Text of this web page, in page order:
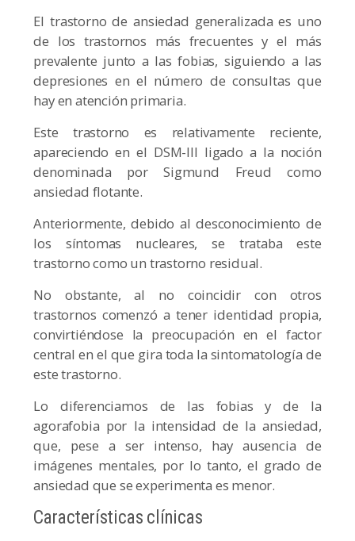
El trastorno de ansiedad generalizada es uno
de los trastornos más frecuentes y el más
prevalente junto a las fobias, siguiendo a las
depresiones en el número de consultas que
hay en atención primaria.
Este trastorno es relativamente reciente,
apareciendo en el DSM-III ligado a la noción
denominada por Sigmund Freud como
ansiedad flotante.
Anteriormente, debido al desconocimiento de
los síntomas nucleares, se trataba este
trastorno como un trastorno residual.
No obstante, al no coincidir con otros
trastornos comenzó a tener identidad propia,
convirtiéndose la preocupación en el factor
central en el que gira toda la sintomatología de
este trastorno.
Lo diferenciamos de las fobias y de la
agorafobia por la intensidad de la ansiedad,
que, pese a ser intenso, hay ausencia de
imágenes mentales, por lo tanto, el grado de
ansiedad que se experimenta es menor.
Características clínicas